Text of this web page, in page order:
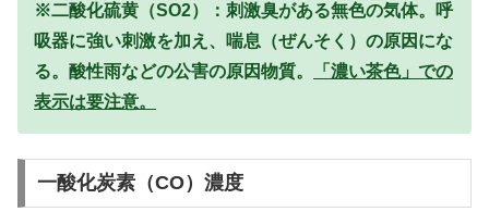
※二酸化硫黄（SO2）：刺激臭がある無色の気体。呼
吸器に強い刺激を加え、喘息（ぜんそく）の原因にな
る。酸性雨などの公害の原因物質。
「濃い茶色」での
表示は要注意。
一酸化炭素（CO）濃度